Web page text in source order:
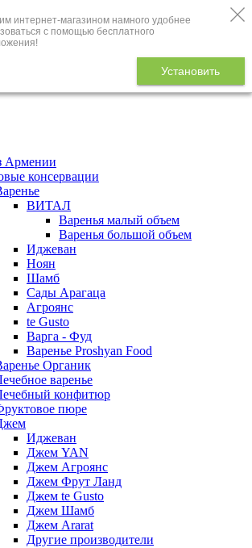
интернет-магазином намного удобнее
с помощью бесплатного
Установить
Армении
консервации
ВИТАЛ
Варенья малый объем
Варенья большой объем
Иджеван
Ноян
Шамб
Сады Арагаца
Агроянс
te Gusto
Варга - Фуд
Варенье Proshyan Food
Органик
варенье
конфитюр
пюре
Иджеван
Джем YAN
Джем Агроянс
Джем Фрут Ланд
Джем te Gusto
Джем Шамб
Джем Ararat
Другие производители